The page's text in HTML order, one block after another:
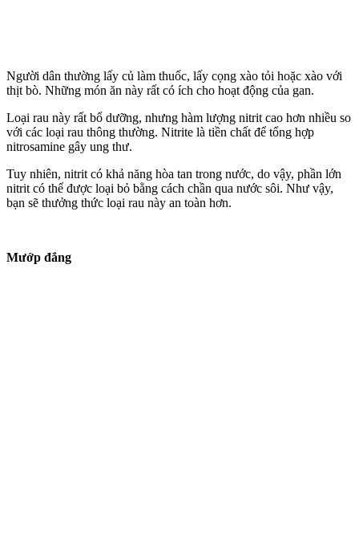
Người dân thường lấy củ làm thuốc, lấy cọng xào tỏi hoặc xào với
thịt bò. Những món ăn này rất có ích cho hoạt động của gan.
Loại rau này rất bổ dưỡng, nhưng hàm lượng nitrit cao hơn nhiều so
với các loại rau thông thường. Nitrite là tiền chất để tổng hợp
nitrosamine gây ung thư.
Tuy nhiên, nitrit có khả năng hòa tan trong nước, do vậy, phần lớn
nitrit có thể được loại bỏ bằng cách chần qua nước sôi. Như vậy,
bạn sẽ thưởng thức loại rau này an toàn hơn.
Mướp đắng